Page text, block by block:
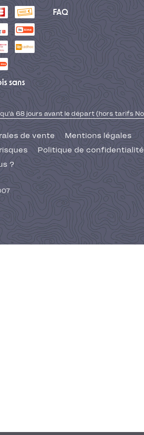
FAQ
sans
68 jours avant le départ (hors tarifs No
de vente
Mentions légales
Politique de confidentialité
?